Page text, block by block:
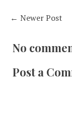
← Newer Post
No
Post a